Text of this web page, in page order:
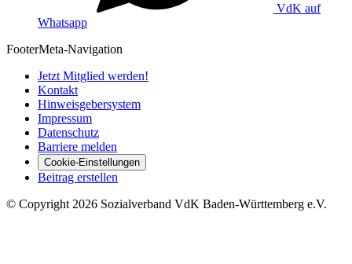
VdK auf
Whatsapp
FooterMeta-Navigation
Jetzt Mitglied werden!
Kontakt
Hinweisgebersystem
Impressum
Datenschutz
Barriere melden
Cookie-Einstellungen
Beitrag erstellen
© Copyright 2026 Sozialverband VdK Baden-Württemberg e.V.